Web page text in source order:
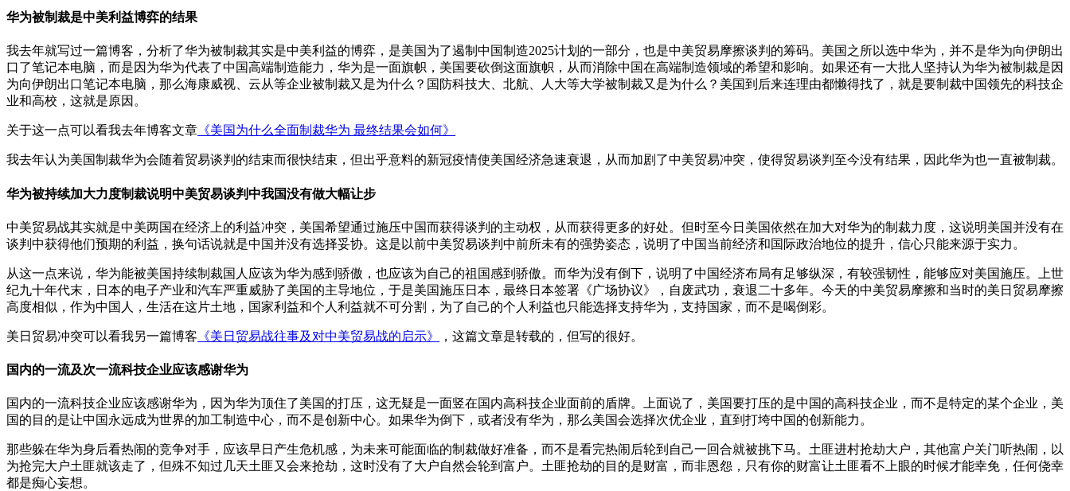
华为被制裁是中美利益博弈的结果
我去年就写过一篇博客，分析了华为被制裁其实是中美利益的博弈，是美国为了遏制中国制造2025计划的一部分，也是中美贸易摩擦谈判的筹码。美国之所以选中华为，并不是华为向伊朗出
口了笔记本电脑，而是因为华为代表了中国高端制造能力，华为是一面旗帜，美国要砍倒这面旗帜，从而消除中国在高端制造领域的希望和影响。如果还有一大批人坚持认为华为被制裁是因
为向伊朗出口笔记本电脑，那么海康威视、云从等企业被制裁又是为什么？国防科技大、北航、人大等大学被制裁又是为什么？美国到后来连理由都懒得找了，就是要制裁中国领先的科技企
业和高校，这就是原因。
关于这一点可以看我去年博客文章 《美国为什么全面制裁华为 最终结果会如何》
我去年认为美国制裁华为会随着贸易谈判的结束而很快结束，但出乎意料的新冠疫情使美国经济急速衰退，从而加剧了中美贸易冲突，使得贸易谈判至今没有结果，因此华为也一直被制裁。
华为被持续加大力度制裁说明中美贸易谈判中我国没有做大幅让步
中美贸易战其实就是中美两国在经济上的利益冲突，美国希望通过施压中国而获得谈判的主动权，从而获得更多的好处。但时至今日美国依然在加大对华为的制裁力度，这说明美国并没有在
谈判中获得他们预期的利益，换句话说就是中国并没有选择妥协。这是以前中美贸易谈判中前所未有的强势姿态，说明了中国当前经济和国际政治地位的提升，信心只能来源于实力。
从这一点来说，华为能被美国持续制裁国人应该为华为感到骄傲，也应该为自己的祖国感到骄傲。而华为没有倒下，说明了中国经济布局有足够纵深，有较强韧性，能够应对美国施压。上世
纪九十年代末，日本的电子产业和汽车严重威胁了美国的主导地位，于是美国施压日本，最终日本签署《广场协议》，自废武功，衰退二十多年。今天的中美贸易摩擦和当时的美日贸易摩擦
高度相似，作为中国人，生活在这片土地，国家利益和个人利益就不可分割，为了自己的个人利益也只能选择支持华为，支持国家，而不是喝倒彩。
美日贸易冲突可以看我另一篇博客 《美日贸易战往事及对中美贸易战的启示》 ，这篇文章是转载的，但写的很好。
国内的一流及次一流科技企业应该感谢华为
国内的一流科技企业应该感谢华为，因为华为顶住了美国的打压，这无疑是一面竖在国内高科技企业面前的盾牌。上面说了，美国要打压的是中国的高科技企业，而不是特定的某个企业，美
国的目的是让中国永远成为世界的加工制造中心，而不是创新中心。如果华为倒下，或者没有华为，那么美国会选择次优企业，直到打垮中国的创新能力。
那些躲在华为身后看热闹的竞争对手，应该早日产生危机感，为未来可能面临的制裁做好准备，而不是看完热闹后轮到自己一回合就被挑下马。土匪进村抢劫大户，其他富户关门听热闹，以
为抢完大户土匪就该走了，但殊不知过几天土匪又会来抢劫，这时没有了大户自然会轮到富户。土匪抢劫的目的是财富，而非恩怨，只有你的财富让土匪看不上眼的时候才能幸免，任何侥幸
都是痴心妄想。